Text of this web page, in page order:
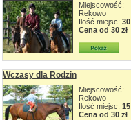
Miejscowość:
Rekowo
Ilość miejsc: 30
Cena od 30 zł
Wczasy dla Rodzin
Miejscowość:
Rekowo
Ilość miejsc: 15
Cena od 30 zł